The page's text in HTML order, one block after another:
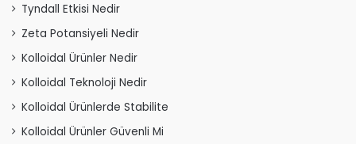
Tyndall Etkisi Nedir
Zeta Potansiyeli Nedir
Kolloidal Ürünler Nedir
Kolloidal Teknoloji Nedir
Kolloidal Ürünlerde Stabilite
Kolloidal Ürünler Güvenli Mi